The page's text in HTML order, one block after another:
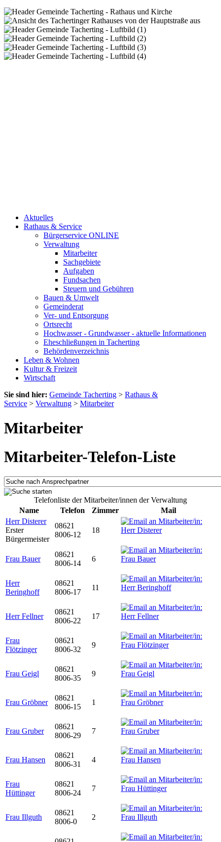
Aktuelles
Rathaus & Service
Bürgerservice ONLINE
Verwaltung
Mitarbeiter
Sachgebiete
Aufgaben
Fundsachen
Steuern und Gebühren
Bauen & Umwelt
Gemeinderat
Ver- und Entsorgung
Ortsrecht
Hochwasser - Grundwasser - aktuelle Informationen
Eheschließungen in Tacherting
Behördenverzeichnis
Leben & Wohnen
Kultur & Freizeit
Wirtschaft
Sie sind hier: Gemeinde Tacherting > Rathaus &
Service > Verwaltung > Mitarbeiter
Mitarbeiter
Mitarbeiter-Telefon-Liste
Telefonliste der Mitarbeiter/innen der Verwaltung
Name
Telefon Zimmer
Mail
Herr Disterer
Erster
Bürgermeister
08621
8006-12
18
Frau Bauer
08621
8006-14
6
Herr
Beringhoff
08621
8006-17
11
Herr Fellner
08621
8006-22
17
Frau
Flötzinger
08621
8006-32
9
Frau Geigl
08621
8006-35
9
Frau Gröbner
08621
8006-15
1
Frau Gruber
08621
8006-29
7
Frau Hansen
08621
8006-31
4
Frau
Hüttinger
08621
8006-24
7
Frau Illguth
08621
8006-0
2